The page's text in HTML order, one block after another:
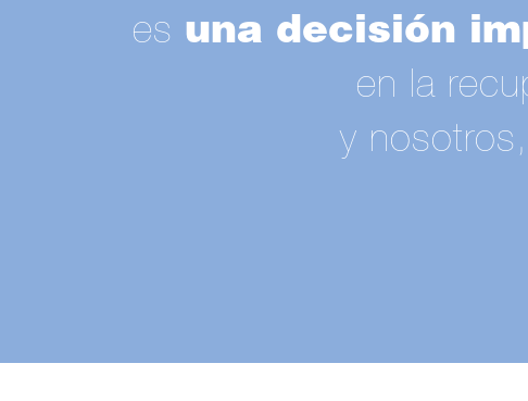
es una decisión
en la
y nosotros,